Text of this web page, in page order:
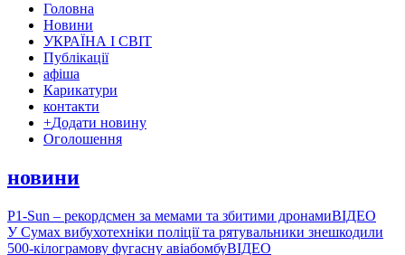
Головна
Новини
УКРАЇНА І СВІТ
Публікації
афіша
Карикатури
контакти
+Додати новину
Оголошення
новини
P1-Sun – рекордсмен за мемами та збитими дронамиВІДЕО
У Сумах вибухотехніки поліції та рятувальники знешкодили
500-кілограмову фугасну авіабомбуВІДЕО